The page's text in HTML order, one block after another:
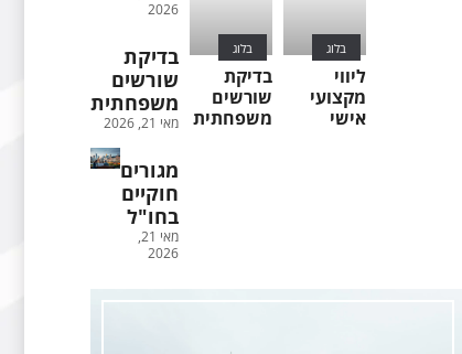
בלוג
ליווי
מקצועי
אישי
בלוג
בדיקת
שורשים
משפחתית
2026
בדיקת
שורשים
משפחתית
מאי 21, 2026
מגורים
חוקיים
בחו"ל
מאי 21,
2026